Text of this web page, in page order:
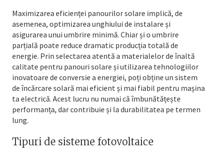
Maximizarea eficienței panourilor solare implică, de
asemenea, optimizarea unghiului de instalare și
asigurarea unui umbrire minimă. Chiar și o umbrire
parțială poate reduce dramatic producția totală de
energie. Prin selectarea atentă a materialelor de înaltă
calitate pentru panouri solare și utilizarea tehnologiilor
inovatoare de conversie a energiei, poți obține un sistem
de încărcare solară mai eficient și mai fiabil pentru mașina
ta electrică. Acest lucru nu numai că îmbunătățește
performanța, dar contribuie și la durabilitatea pe termen
lung.
Tipuri de sisteme fotovoltaice